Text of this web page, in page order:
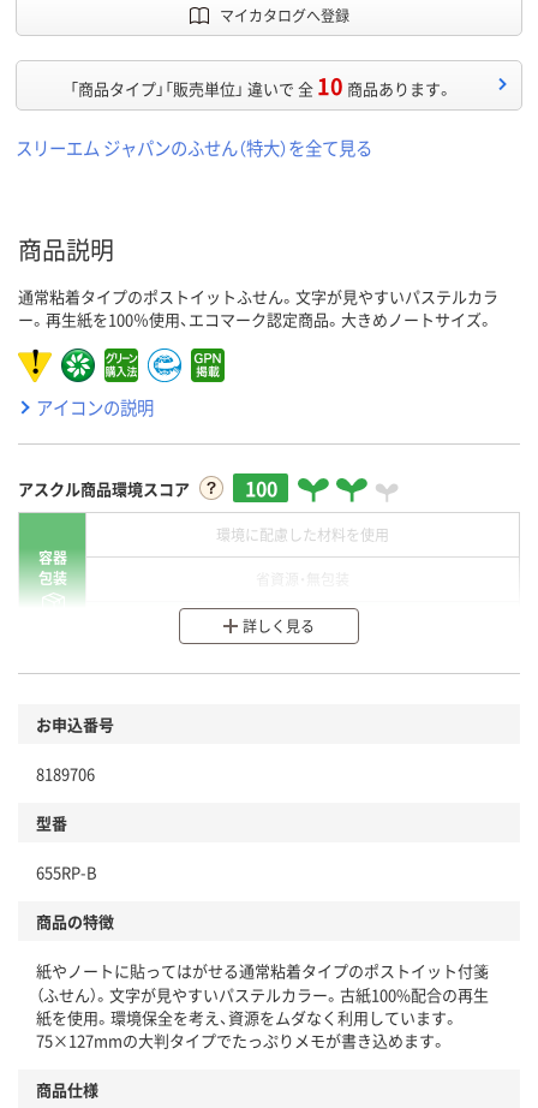
マイカタログへ登録
「商品タイプ」「販売単位」 違いで 全 10 商品あります。
スリーエム ジャパンのふせん（特大）を全て見る
商品説明
通常粘着タイプのポストイットふせん。文字が見やすいパステルカラ
ー。再生紙を100％使用、エコマーク認定商品。大きめノートサイズ。
アイコンの説明
アスクル商品環境スコア 100
容器
包装
環境に配慮した材料を使用
分別・リサイクルしやすい設計
商品
本体
仕組
この商品の環境配慮ポイントです。下記商品詳細「
アスクル商品環境スコア詳細／加点項目
」で確認できます。
詳しく見る
お申込番号
8189706
型番
655RP-B
商品の特徴
紙やノートに貼ってはがせる通常粘着タイプのポストイット付箋
（ふせん）。文字が見やすいパステルカラー。古紙100%配合の再生
紙を使用。環境保全を考え、資源をムダなく利用しています。
75×127mmの大判タイプでたっぷりメモが書き込めます。
商品仕様